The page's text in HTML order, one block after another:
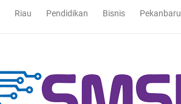
Riau Pendidikan Bisnis Pekanbaru